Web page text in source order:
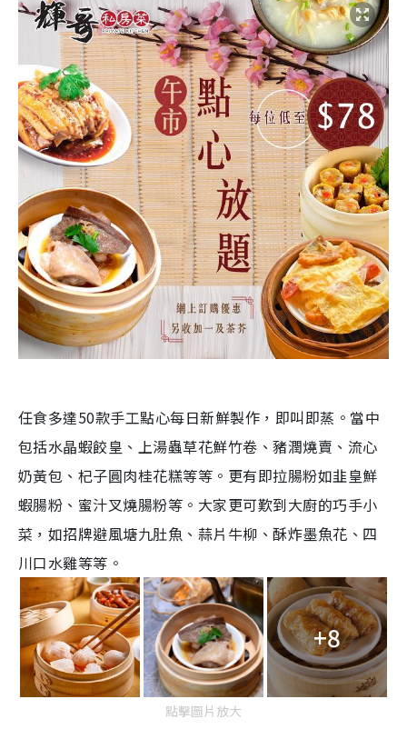
任食多達50款手工點心每日新鮮製作，即叫即蒸。當中
包括水晶蝦餃皇、上湯蟲草花鮮竹卷、豬潤燒賣、流心
奶黃包、杞子圓肉桂花糕等等。更有即拉腸粉如韭皇鮮
蝦腸粉、蜜汁叉燒腸粉等。大家更可歎到大廚的巧手小
菜，如招牌避風塘九肚魚、蒜片牛柳、酥炸墨魚花、四
川口水雞等等。
+8
點擊圖片放大